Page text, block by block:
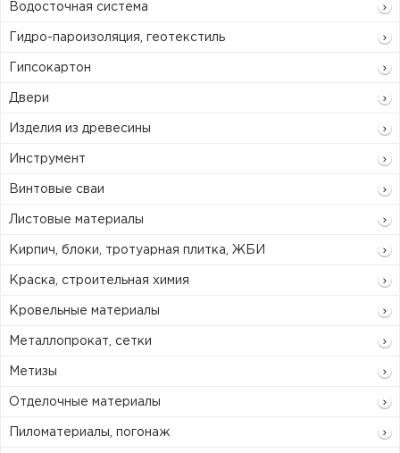
Водосточная система
Гидро-пароизоляция, геотекстиль
Гипсокартон
Двери
Изделия из древесины
Инструмент
Винтовые сваи
Листовые материалы
Кирпич, блоки, тротуарная плитка, ЖБИ
Краска, строительная химия
Кровельные материалы
Металлопрокат, сетки
Метизы
Отделочные материалы
Пиломатериалы, погонаж